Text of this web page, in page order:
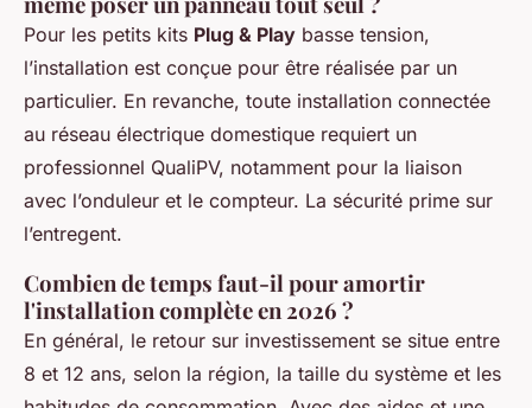
Pour les petits kits Plug & Play basse tension,
l’installation est conçue pour être réalisée par un
particulier. En revanche, toute installation connectée
au réseau électrique domestique requiert un
professionnel QualiPV, notamment pour la liaison
avec l’onduleur et le compteur. La sécurité prime sur
l’entregent.
Combien de temps faut-il pour amortir
l'installation complète en 2026 ?
En général, le retour sur investissement se situe entre
8 et 12 ans, selon la région, la taille du système et les